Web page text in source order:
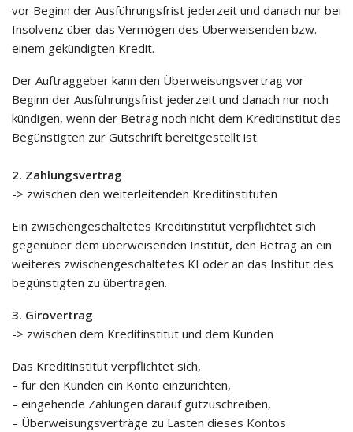
vor Beginn der Ausführungsfrist jederzeit und danach nur bei
Insolvenz über das Vermögen des Überweisenden bzw.
einem gekündigten Kredit.
Der Auftraggeber kann den Überweisungsvertrag vor
Beginn der Ausführungsfrist jederzeit und danach nur noch
kündigen, wenn der Betrag noch nicht dem Kreditinstitut des
Begünstigten zur Gutschrift bereitgestellt ist.
2. Zahlungsvertrag
-> zwischen den weiterleitenden Kreditinstituten
Ein zwischengeschaltetes Kreditinstitut verpflichtet sich
gegenüber dem überweisenden Institut, den Betrag an ein
weiteres zwischengeschaltetes KI oder an das Institut des
begünstigten zu übertragen.
3. Girovertrag
-> zwischen dem Kreditinstitut und dem Kunden
Das Kreditinstitut verpflichtet sich,
– für den Kunden ein Konto einzurichten,
– eingehende Zahlungen darauf gutzuschreiben,
– Überweisungsverträge zu Lasten dieses Kontos